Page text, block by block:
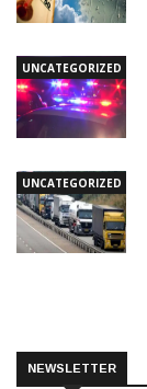
UNCATEGORIZED
UNCATEGORIZED
NEWSLETTER